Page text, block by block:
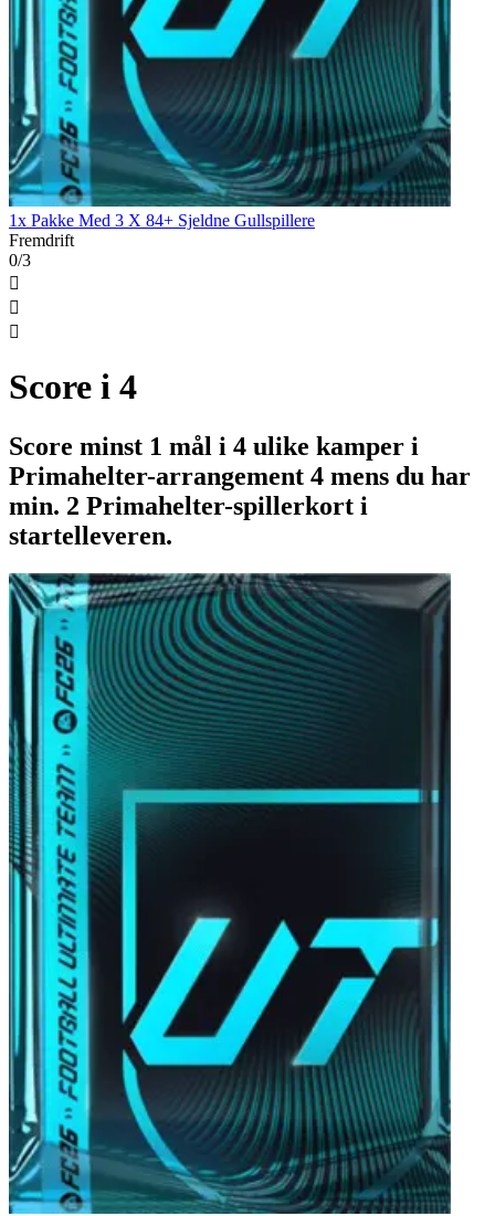
1x Pakke Med 3 X 84+ Sjeldne Gullspillere
Fremdrift
0/3



Score i 4
Score minst 1 mål i 4 ulike kamper i
Primahelter-arrangement 4 mens du har
min. 2 Primahelter-spillerkort i
startelleveren.